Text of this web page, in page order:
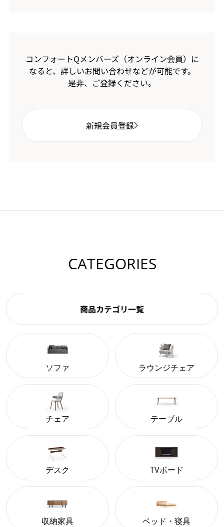
コンフォートQメンバーズ（オンライン会員）に
なると、 詳しいお問い合わせなどが可能です。
是非、ご登録ください。
新規会員登録
CATEGORIES
商品カテゴリ一覧
ソファ ラウンジチェア
チェア テーブル
デスク TVボード
収納家具 ベッド・寝具